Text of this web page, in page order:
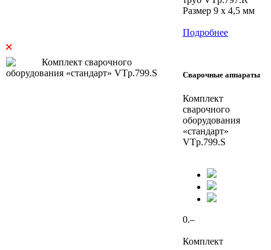
Размер 9 х 4,5 мм
Подробнее
×
Сварочные аппараты
Комплект
сварочного
оборудования
«стандарт»
VTp.799.S
0.–
Комплект